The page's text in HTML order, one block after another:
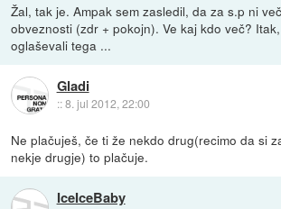
Žal, tak je. Ampak sem zasledil, da za s.p ni
obveznosti (zdr + pokojn). Ve kaj kdo več?
oglaševali tega ...
Gladi
::8. jul 2012, 22:00
Ne plačuješ, če ti že nekdo drug(recimo da si
nekje drugje) to plačuje.
IceIceBaby